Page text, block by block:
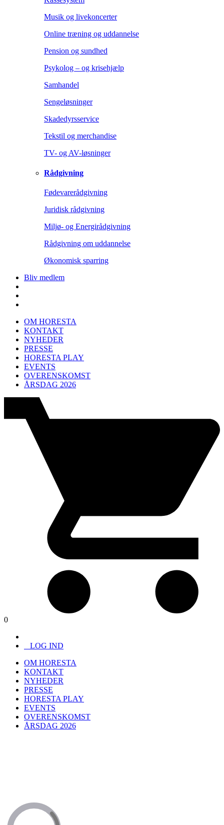
Musik og livekoncerter
Online træning og uddannelse
Pension og sundhed
Psykolog – og krisehjælp
Samhandel
Sengeløsninger
Skadedyrsservice
Tekstil og merchandise
TV- og AV-løsninger
Rådgivning
Fødevarerådgivning
Juridisk rådgivning
Miljø- og Energirådgivning
Rådgivning om uddannelse
Økonomisk sparring
Bliv medlem
OM HORESTA
KONTAKT
NYHEDER
PRESSE
HORESTA PLAY
EVENTS
OVERENSKOMST
ÅRSDAG 2026
0
LOG IND
OM HORESTA
KONTAKT
NYHEDER
PRESSE
HORESTA PLAY
EVENTS
OVERENSKOMST
ÅRSDAG 2026